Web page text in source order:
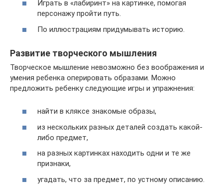
Играть в «лабиринт» на картинке, помогая
персонажу пройти путь.
По иллюстрациям придумывать историю.
Развитие творческого мышления
Творческое мышление невозможно без воображения и
умения ребенка оперировать образами. Можно
предложить ребенку следующие игры и упражнения:
найти в кляксе знакомые образы,
из нескольких разных деталей создать какой-
либо предмет,
на разных картинках находить одни и те же
признаки,
угадать, что за предмет, по устному описанию.